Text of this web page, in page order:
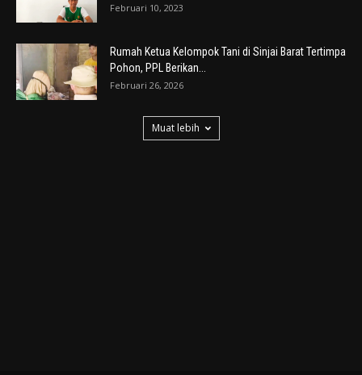
Februari 10, 2023
Rumah Ketua Kelompok Tani di Sinjai Barat Tertimpa
Pohon, PPL Berikan...
Februari 26, 2026
Muat lebih